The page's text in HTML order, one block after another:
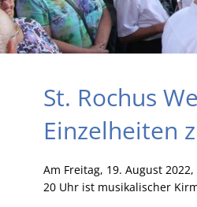
St. Rochus
Einzelheiten
Am Freitag, 19. August
20 Uhr ist musikalischer